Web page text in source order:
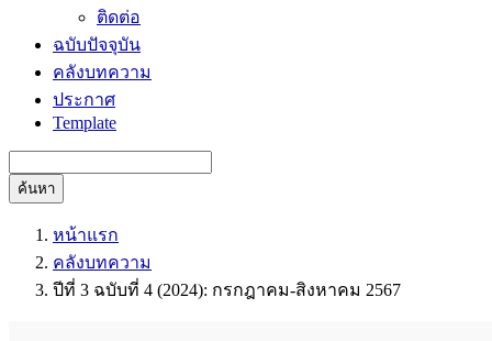
ติดต่อ
ฉบับปัจจุบัน
คลังบทความ
ประกาศ
Template
ค้นหา
หน้าแรก
คลังบทความ
ปีที่ 3 ฉบับที่ 4 (2024): กรกฎาคม-สิงหาคม 2567